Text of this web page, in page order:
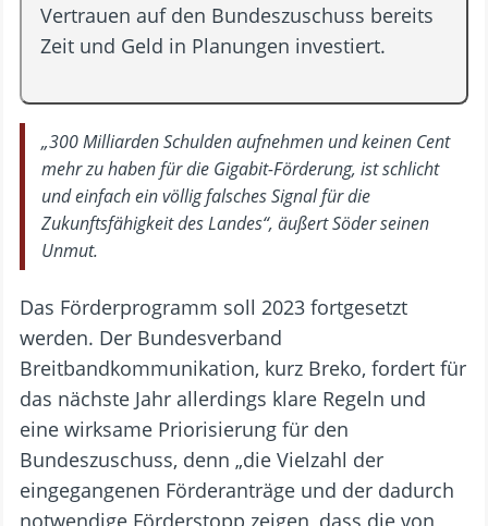
Vertrauen auf den Bundeszuschuss bereits
Zeit und Geld in Planungen investiert.
„300 Milliarden Schulden aufnehmen und keinen Cent
mehr zu haben für die Gigabit-Förderung, ist schlicht
und einfach ein völlig falsches Signal für die
Zukunftsfähigkeit des Landes“, äußert Söder seinen
Unmut.
Das Förderprogramm soll 2023 fortgesetzt
werden. Der Bundesverband
Breitbandkommunikation, kurz Breko, fordert für
das nächste Jahr allerdings klare Regeln und
eine wirksame Priorisierung für den
Bundeszuschuss, denn „die Vielzahl der
eingegangenen Förderanträge und der dadurch
notwendige Förderstopp zeigen, dass die von